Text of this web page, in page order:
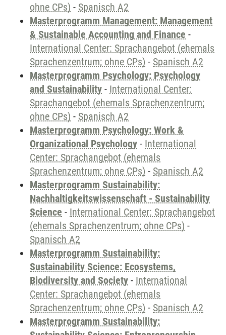
ohne CPs) - Spanisch A2
Masterprogramm Management: Management
& Sustainable Accounting and Finance -
International Center: Sprachangebot (ehemals
Sprachenzentrum; ohne CPs) - Spanisch A2
Masterprogramm Psychology: Psychology
and Sustainability - International Center:
Sprachangebot (ehemals Sprachenzentrum;
ohne CPs) - Spanisch A2
Masterprogramm Psychology: Work &
Organizational Psychology - International
Center: Sprachangebot (ehemals
Sprachenzentrum; ohne CPs) - Spanisch A2
Masterprogramm Sustainability:
Nachhaltigkeitswissenschaft - Sustainability
Science - International Center: Sprachangebot
(ehemals Sprachenzentrum; ohne CPs) -
Spanisch A2
Masterprogramm Sustainability:
Sustainability Science: Ecosystems,
Biodiversity and Society - International
Center: Sprachangebot (ehemals
Sprachenzentrum; ohne CPs) - Spanisch A2
Masterprogramm Sustainability: